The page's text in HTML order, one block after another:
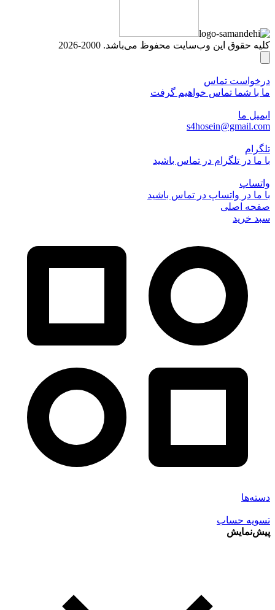
کلیه حقوق این وب‌سایت محفوظ می‌باشد. 2000-2026
درخواست تماس
ما با شما تماس خواهیم گرفت
ایمیل ما
s4hosein@gmail.com
تلگرام
با ما در تلگرام در تماس باشید
واتساپ
با ما در واتساپ در تماس باشید
صفحه اصلی
سبد خرید
دسته‌ها
تسویه حساب
پیش‌نمایش